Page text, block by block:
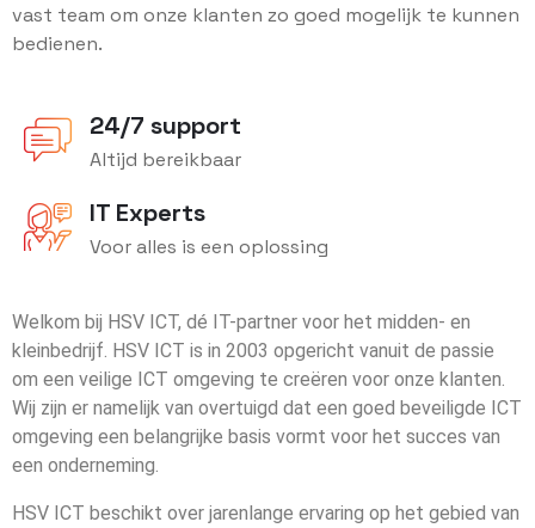
vast team om onze klanten zo goed mogelijk te kunnen
bedienen.
24/7 support
Altijd bereikbaar
IT Experts
Voor alles is een oplossing
Welkom bij HSV ICT, dé IT-partner voor het midden- en
kleinbedrijf. HSV ICT is in 2003 opgericht vanuit de passie
om een veilige ICT omgeving te creëren voor onze klanten.
Wij zijn er namelijk van overtuigd dat een goed beveiligde ICT
omgeving een belangrijke basis vormt voor het succes van
een onderneming.
HSV ICT beschikt over jarenlange ervaring op het gebied van